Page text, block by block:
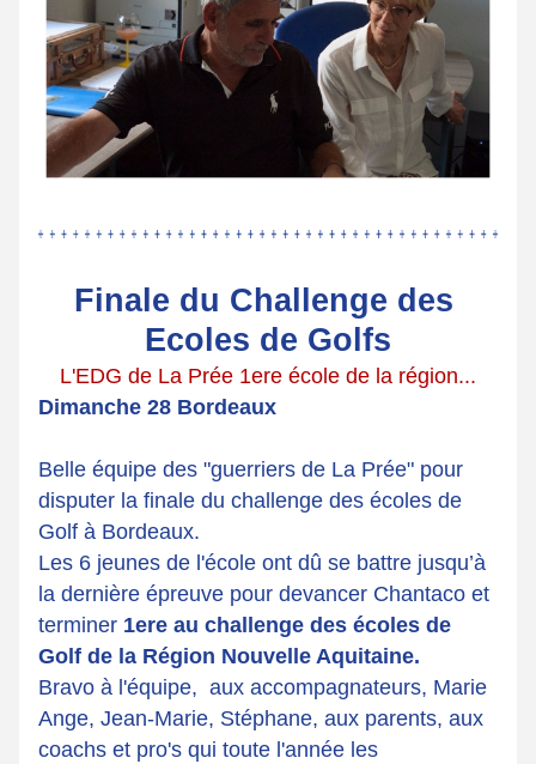
Finale du Challenge des
Ecoles de Golfs
L'EDG de La Prée 1ere école de la région...
Dimanche 28 Bordeaux
Belle équipe des "guerriers de La Prée" pour
disputer la finale du challenge des écoles de
Golf à Bordeaux.
Les 6 jeunes de l'école ont dû se battre jusqu’à
la dernière épreuve pour devancer Chantaco et
terminer 1ere au challenge des écoles de
Golf de la Région Nouvelle Aquitaine.
Bravo à l'équipe,  aux accompagnateurs, Marie
Ange, Jean-Marie, Stéphane, aux parents, aux
coachs et pro's qui toute l'année les